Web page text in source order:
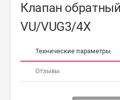
Клапан
VU/VUG3/4X
Технические параметры
Отзывы